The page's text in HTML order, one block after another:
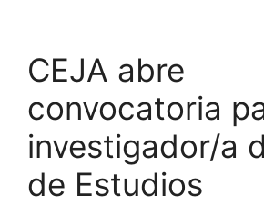
CEJA abre
convocatoria
investigador/a
de Estudios